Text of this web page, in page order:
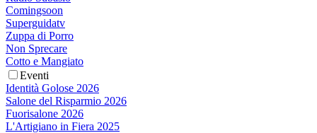
Comingsoon
Superguidatv
Zuppa di Porro
Non Sprecare
Cotto e Mangiato
Eventi
Identità Golose 2026
Salone del Risparmio 2026
Fuorisalone 2026
L'Artigiano in Fiera 2025